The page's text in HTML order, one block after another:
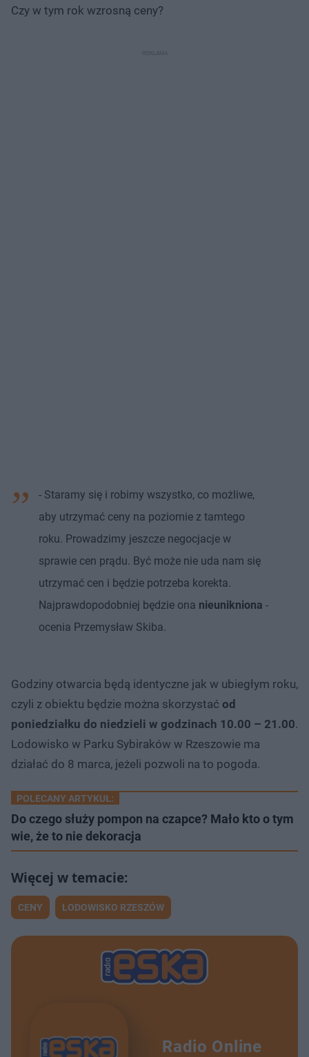
Czy w tym rok wzrosną ceny?
- Staramy się i robimy wszystko, co możliwe,
aby utrzymać ceny na poziomie z tamtego
roku. Prowadzimy jeszcze negocjacje w
sprawie cen prądu. Być może nie uda nam się
utrzymać cen i będzie potrzeba korekta.
Najprawdopodobniej będzie ona nieunikniona -
ocenia Przemysław Skiba.
Godziny otwarcia będą identyczne jak w ubiegłym roku,
czyli z obiektu będzie można skorzystać od
poniedziałku do niedzieli w godzinach 10.00 – 21.00.
Lodowisko w Parku Sybiraków w Rzeszowie ma
działać do 8 marca, jeżeli pozwoli na to pogoda.
POLECANY ARTYKUŁ:
Do czego służy pompon na czapce? Mało kto o tym
wie, że to nie dekoracja
CENY LODOWISKO RZESZÓW
Radio Online